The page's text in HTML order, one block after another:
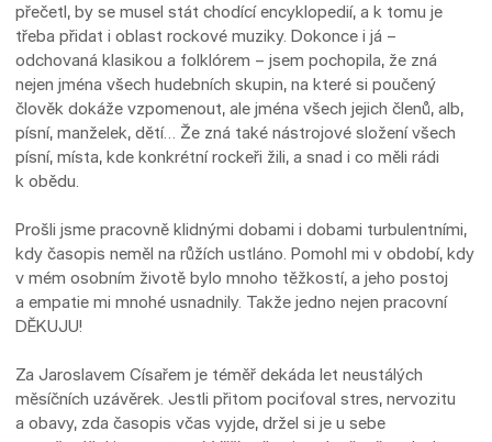
přečetl, by se musel stát chodící encyklopedií, a k tomu je
třeba přidat i oblast rockové muziky. Dokonce i já –
odchovaná klasikou a folklórem – jsem pochopila, že zná
nejen jména všech hudebních skupin, na které si poučený
člověk dokáže vzpomenout, ale jména všech jejich členů, alb,
písní, manželek, dětí… Že zná také nástrojové složení všech
písní, místa, kde konkrétní rockeři žili, a snad i co měli rádi
k obědu.
Prošli jsme pracovně klidnými dobami i dobami turbulentními,
kdy časopis neměl na růžích ustláno. Pomohl mi v období, kdy
v mém osobním životě bylo mnoho těžkostí, a jeho postoj
a empatie mi mnohé usnadnily. Takže jedno nejen pracovní
DĚKUJU!
Za Jaroslavem Císařem je téměř dekáda let neustálých
měsíčních uzávěrek. Jestli přitom pociťoval stres, nervozitu
a obavy, zda časopis včas vyjde, držel si je u sebe